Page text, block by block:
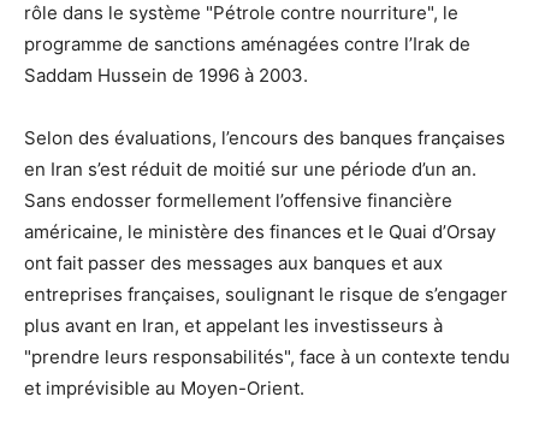
rôle dans le système "Pétrole contre nourriture", le
programme de sanctions aménagées contre l’Irak de
Saddam Hussein de 1996 à 2003.
Selon des évaluations, l’encours des banques françaises
en Iran s’est réduit de moitié sur une période d’un an.
Sans endosser formellement l’offensive financière
américaine, le ministère des finances et le Quai d’Orsay
ont fait passer des messages aux banques et aux
entreprises françaises, soulignant le risque de s’engager
plus avant en Iran, et appelant les investisseurs à
"prendre leurs responsabilités", face à un contexte tendu
et imprévisible au Moyen-Orient.